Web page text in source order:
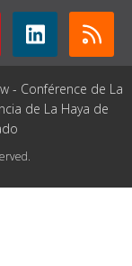
- Conférence de La
de La Haya de